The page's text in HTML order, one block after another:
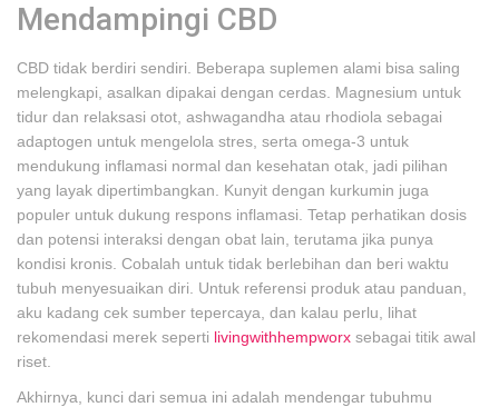
Mendampingi CBD
CBD tidak berdiri sendiri. Beberapa suplemen alami bisa saling
melengkapi, asalkan dipakai dengan cerdas. Magnesium untuk
tidur dan relaksasi otot, ashwagandha atau rhodiola sebagai
adaptogen untuk mengelola stres, serta omega-3 untuk
mendukung inflamasi normal dan kesehatan otak, jadi pilihan
yang layak dipertimbangkan. Kunyit dengan kurkumin juga
populer untuk dukung respons inflamasi. Tetap perhatikan dosis
dan potensi interaksi dengan obat lain, terutama jika punya
kondisi kronis. Cobalah untuk tidak berlebihan dan beri waktu
tubuh menyesuaikan diri. Untuk referensi produk atau panduan,
aku kadang cek sumber tepercaya, dan kalau perlu, lihat
rekomendasi merek seperti livingwithhempworx sebagai titik awal
riset.
Akhirnya, kunci dari semua ini adalah mendengar tubuhmu